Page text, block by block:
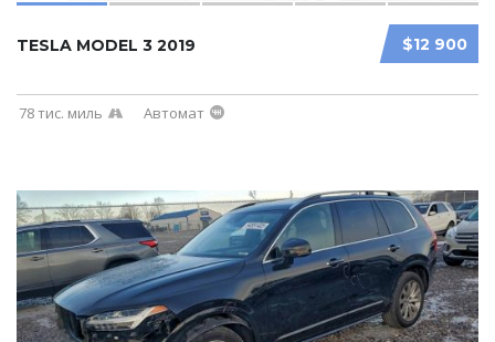
$12 900
TESLA MODEL 3 2019
78 тис. миль Автомат